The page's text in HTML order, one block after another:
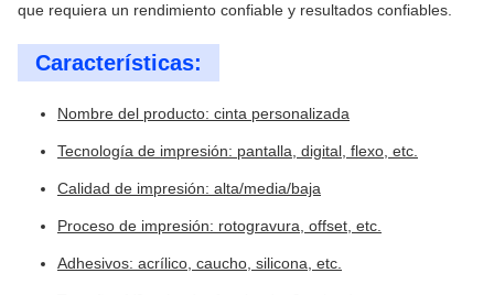
que requiera un rendimiento confiable y resultados confiables.
Características:
Nombre del producto: cinta personalizada
Tecnología de impresión: pantalla, digital, flexo, etc.
Calidad de impresión: alta/media/baja
Proceso de impresión: rotogravura, offset, etc.
Adhesivos: acrílico, caucho, silicona, etc.